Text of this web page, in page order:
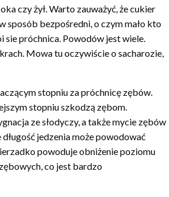
czy żył. Warto zauważyć, że cukier
sposób bezpośredni, o czym mało kto
sie próchnica. Powodów jest wiele.
Mowa tu oczywiście o sacharozie,
stopniu za próchnicę zębów.
stopniu szkodzą zębom.
ze słodyczy, a także mycie zębów
jedzenia może powodować
powoduje obniżenie poziomu
co jest bardzo